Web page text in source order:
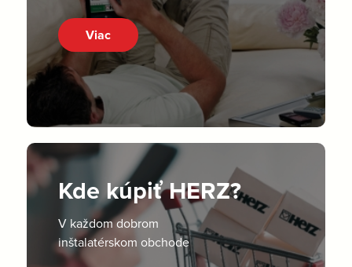
Viac
Kde kúpiť HERZ?
V každom dobrom
inštalatérskom obchode